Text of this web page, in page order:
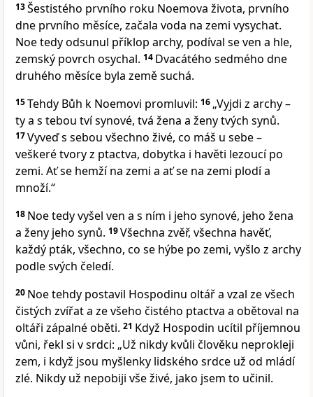
13Šestistého prvního roku Noemova života, prvního
dne prvního měsíce, začala voda na zemi vysychat.
Noe tedy odsunul příklop archy, podíval se ven a hle,
zemský povrch osychal. 14 Dvacátého sedmého dne
druhého měsíce byla země suchá.
15Tehdy Bůh k Noemovi promluvil: 16 „Vyjdi z archy –
ty a s tebou tví synové, tvá žena a ženy tvých synů.
17Vyveď s sebou všechno živé, co máš u sebe –
veškeré tvory z ptactva, dobytka i havěti lezoucí po
zemi. Ať se hemží na zemi a ať se na zemi plodí a
množí.“
18 Noe tedy vyšel ven a s ním i jeho synové, jeho žena
a ženy jeho synů. 19Všechna zvěř, všechna havěť,
každý pták, všechno, co se hýbe po zemi, vyšlo z archy
podle svých čeledí.
20 Noe tehdy postavil Hospodinu oltář a vzal ze všech
čistých zvířat a ze všeho čistého ptactva a obětoval na
oltáři zápalné oběti. 21 Když Hospodin ucítil příjemnou
vůni, řekl si v srdci: „Už nikdy kvůli člověku neprokleji
zem, i když jsou myšlenky lidského srdce už od mládí
zlé. Nikdy už nepobiji vše živé, jako jsem to učinil.